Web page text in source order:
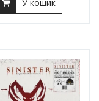
У кошик